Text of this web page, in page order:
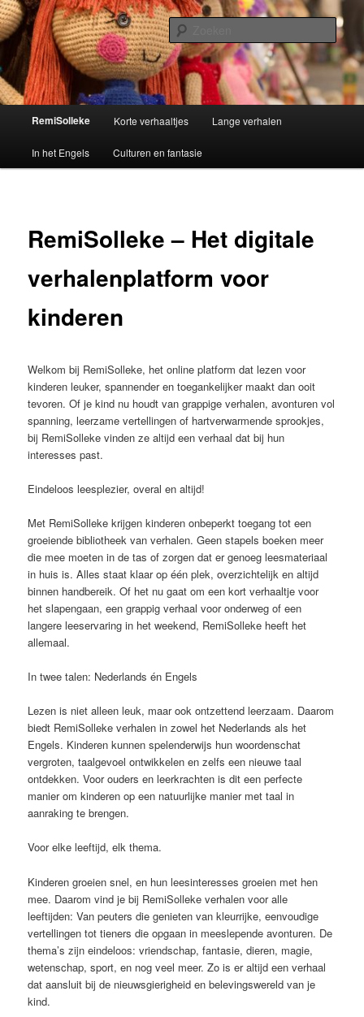
Spring
naar
de
primaire
inhoudRemisolleke
Kinderverhalen
HoofdmenuRemiSolleke Korte verhaaltjes Lange verhalen
In het Engels Culturen en fantasie
RemiSolleke – Het digitale
verhalenplatform voor
kinderen
Welkom bij RemiSolleke, het online platform dat lezen voor
kinderen leuker, spannender en toegankelijker maakt dan ooit
tevoren. Of je kind nu houdt van grappige verhalen, avonturen vol
spanning, leerzame vertellingen of hartverwarmende sprookjes,
bij RemiSolleke vinden ze altijd een verhaal dat bij hun
interesses past.
Eindeloos leesplezier, overal en altijd!
Met RemiSolleke krijgen kinderen onbeperkt toegang tot een
groeiende bibliotheek van verhalen. Geen stapels boeken meer
die mee moeten in de tas of zorgen dat er genoeg leesmateriaal
in huis is. Alles staat klaar op één plek, overzichtelijk en altijd
binnen handbereik. Of het nu gaat om een kort verhaaltje voor
het slapengaan, een grappig verhaal voor onderweg of een
langere leeservaring in het weekend, RemiSolleke heeft het
allemaal.
In twee talen: Nederlands én Engels
Lezen is niet alleen leuk, maar ook ontzettend leerzaam. Daarom
biedt RemiSolleke verhalen in zowel het Nederlands als het
Engels. Kinderen kunnen spelenderwijs hun woordenschat
vergroten, taalgevoel ontwikkelen en zelfs een nieuwe taal
ontdekken. Voor ouders en leerkrachten is dit een perfecte
manier om kinderen op een natuurlijke manier met taal in
aanraking te brengen.
Voor elke leeftijd, elk thema.
Kinderen groeien snel, en hun leesinteresses groeien met hen
mee. Daarom vind je bij RemiSolleke verhalen voor alle
leeftijden: Van peuters die genieten van kleurrijke, eenvoudige
vertellingen tot tieners die opgaan in meeslepende avonturen. De
thema’s zijn eindeloos: vriendschap, fantasie, dieren, magie,
wetenschap, sport, en nog veel meer. Zo is er altijd een verhaal
dat aansluit bij de nieuwsgierigheid en belevingswereld van je
kind.